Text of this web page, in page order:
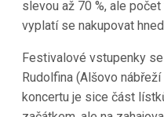
slevou až 70 %, ale
vyplatí se nakupovat
Festivalové vstupenky
Rudolfina (Alšovo
koncertu je sice část